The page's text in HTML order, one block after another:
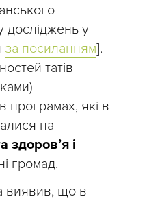
досліджень у
за посиланням].
татів
програмах, які в
на
здоров’я і
громад.
виявив, що в